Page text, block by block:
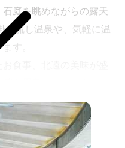
庭を眺めながらの露天
け流し温泉や、気軽に温
す。
っこりした一時を過ご